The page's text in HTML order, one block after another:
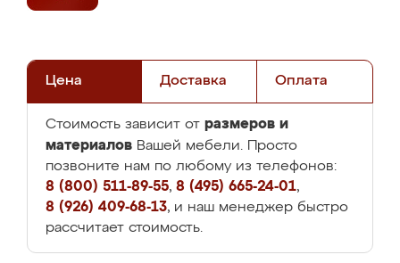
Цена Доставка Оплата
Стоимость зависит от размеров и
материалов Вашей мебели. Просто
позвоните нам по любому из телефонов:
8 (800) 511-89-55, 8 (495) 665-24-01,
8 (926) 409-68-13, и наш менеджер быстро
рассчитает стоимость.